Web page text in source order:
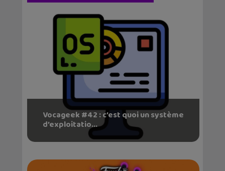
Vocageek #42 : c’est quoi un système
d’exploitatio...